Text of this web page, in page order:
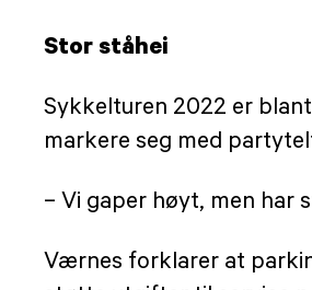
Stor ståhei
Sykkelturen 2022 er
markere seg med
– Vi gaper høyt, men har
Værnes forklarer at